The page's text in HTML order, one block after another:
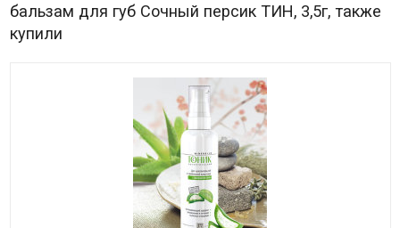
бальзам для губ Сочный персик ТИН, 3,5г, также
купили